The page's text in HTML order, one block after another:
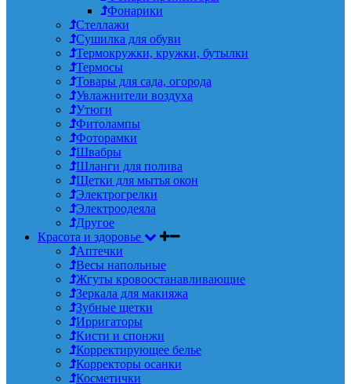
Фонарики
Стеллажи
Сушилка для обуви
Термокружки, кружки, бутылки
Термосы
Товары для сада, огорода
Увлажнители воздуха
Утюги
Фитолампы
Фоторамки
Швабры
Шланги для полива
Щетки для мытья окон
Электрогрелки
Электроодеяла
Другое
Красота и здоровье
Аптечки
Весы напольные
Жгуты кровоостанавливающие
Зеркала для макияжа
Зубные щетки
Ирригаторы
Кисти и спонжи
Корректирующее белье
Корректоры осанки
Косметички